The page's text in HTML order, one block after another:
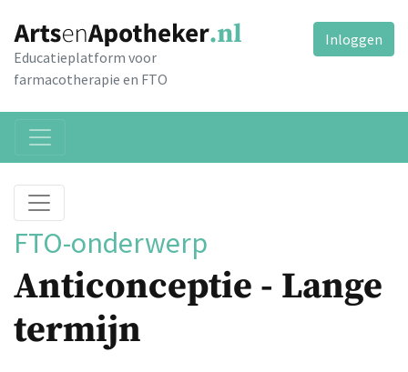
Educatieplatform voor
farmacotherapie en FTO
Inloggen
FTO-onderwerp
Anticonceptie - Lange
termijn